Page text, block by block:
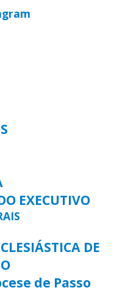
EXECUTIVO
DE
de Passo